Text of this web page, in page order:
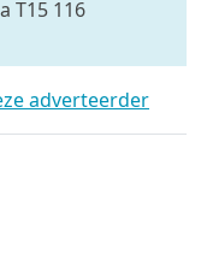
T15 116
adverteerder